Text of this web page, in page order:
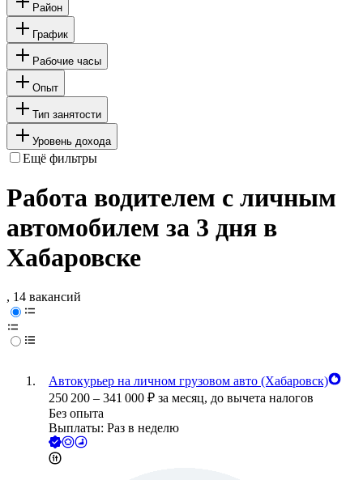
Район
График
Рабочие часы
Опыт
Тип занятости
Уровень дохода
Ещё фильтры
Работа водителем с личным
автомобилем за 3 дня в
Хабаровске
, 14 вакансий
Автокурьер на личном грузовом авто (Хабаровск)
250 200 – 341 000 ₽ за месяц, до вычета налогов
Без опыта
Выплаты: Раз в неделю